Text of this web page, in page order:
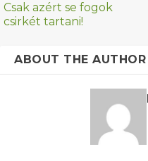
Csak azért se fogok
csirkét tartani!
ABOUT THE AUTHOR